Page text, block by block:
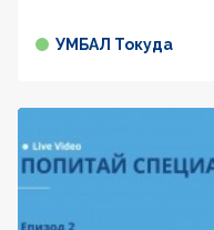
УМБАЛ Токуда